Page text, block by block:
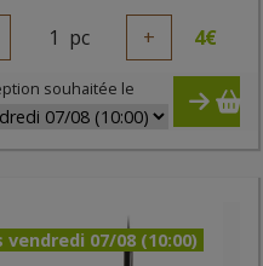
1 pc + 4€
souhaitée le
vendredi 07/08 (10:00)